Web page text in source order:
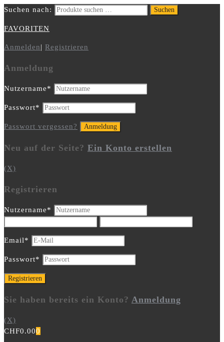
Suchen nach: Suchen
FAVORITEN
Anmelden| Registrieren
Anmeldung
Nutzername*
Passwort*
Passwort vergessen?
Neu auf der Seite? Ein Konto erstellen
(X)
Registrieren
Nutzername*
Email*
Passwort*
Sie haben bereits ein Konto? Anmeldung
(X)
CHF0.000